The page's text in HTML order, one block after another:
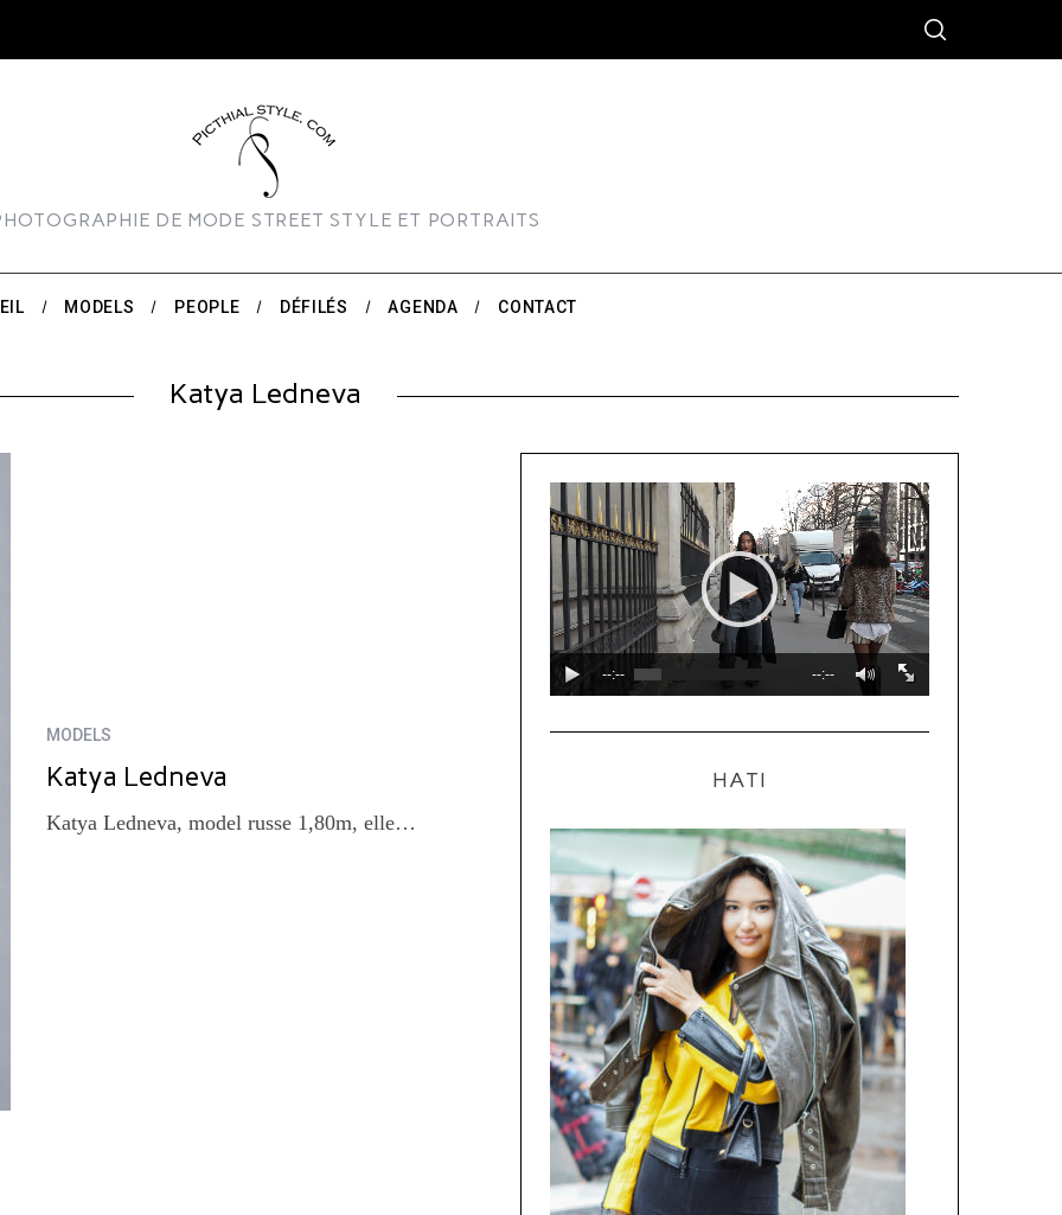
DE MODE STREET STYLE ET PORTRAITS
MODELS PEOPLE DÉFILÉS AGENDA CONTACT
Katya Ledneva
MODELS
Katya Ledneva
Katya Ledneva, model russe 1,80m, elle…
--:-- --:--
HATI